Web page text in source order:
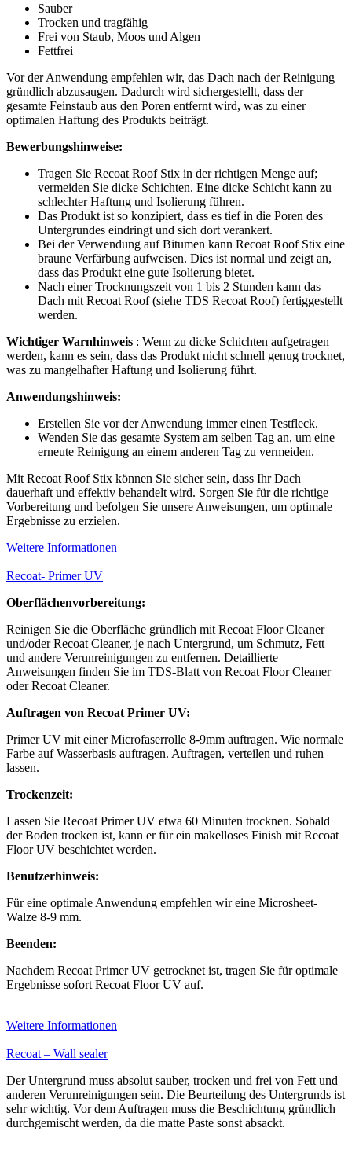
Sauber
Trocken und tragfähig
Frei von Staub, Moos und Algen
Fettfrei
Vor der Anwendung empfehlen wir, das Dach nach der Reinigung
gründlich abzusaugen. Dadurch wird sichergestellt, dass der
gesamte Feinstaub aus den Poren entfernt wird, was zu einer
optimalen Haftung des Produkts beiträgt.
Bewerbungshinweise:
Tragen Sie Recoat Roof Stix in der richtigen Menge auf;
vermeiden Sie dicke Schichten. Eine dicke Schicht kann zu
schlechter Haftung und Isolierung führen.
Das Produkt ist so konzipiert, dass es tief in die Poren des
Untergrundes eindringt und sich dort verankert.
Bei der Verwendung auf Bitumen kann Recoat Roof Stix eine
braune Verfärbung aufweisen. Dies ist normal und zeigt an,
dass das Produkt eine gute Isolierung bietet.
Nach einer Trocknungszeit von 1 bis 2 Stunden kann das
Dach mit Recoat Roof (siehe TDS Recoat Roof) fertiggestellt
werden.
Wichtiger Warnhinweis : Wenn zu dicke Schichten aufgetragen
werden, kann es sein, dass das Produkt nicht schnell genug trocknet,
was zu mangelhafter Haftung und Isolierung führt.
Anwendungshinweis:
Erstellen Sie vor der Anwendung immer einen Testfleck.
Wenden Sie das gesamte System am selben Tag an, um eine
erneute Reinigung an einem anderen Tag zu vermeiden.
Mit Recoat Roof Stix können Sie sicher sein, dass Ihr Dach
dauerhaft und effektiv behandelt wird. Sorgen Sie für die richtige
Vorbereitung und befolgen Sie unsere Anweisungen, um optimale
Ergebnisse zu erzielen.
Weitere Informationen
Recoat- Primer UV
Oberflächenvorbereitung:
Reinigen Sie die Oberfläche gründlich mit Recoat Floor Cleaner
und/oder Recoat Cleaner, je nach Untergrund, um Schmutz, Fett
und andere Verunreinigungen zu entfernen. Detaillierte
Anweisungen finden Sie im TDS-Blatt von Recoat Floor Cleaner
oder Recoat Cleaner.
Auftragen von Recoat Primer UV:
Primer UV mit einer Microfaserrolle 8-9mm auftragen. Wie normale
Farbe auf Wasserbasis auftragen. Auftragen, verteilen und ruhen
lassen.
Trockenzeit:
Lassen Sie Recoat Primer UV etwa 60 Minuten trocknen. Sobald
der Boden trocken ist, kann er für ein makelloses Finish mit Recoat
Floor UV beschichtet werden.
Benutzerhinweis:
Für eine optimale Anwendung empfehlen wir eine Microsheet-
Walze 8-9 mm.
Beenden:
Nachdem Recoat Primer UV getrocknet ist, tragen Sie für optimale
Ergebnisse sofort Recoat Floor UV auf.
Weitere Informationen
Recoat – Wall sealer
Der Untergrund muss absolut sauber, trocken und frei von Fett und
anderen Verunreinigungen sein. Die Beurteilung des Untergrunds ist
sehr wichtig. Vor dem Auftragen muss die Beschichtung gründlich
durchgemischt werden, da die matte Paste sonst absackt.